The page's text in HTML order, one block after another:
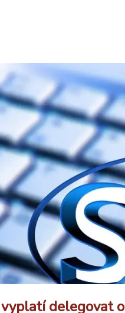
vyplatí delegovat